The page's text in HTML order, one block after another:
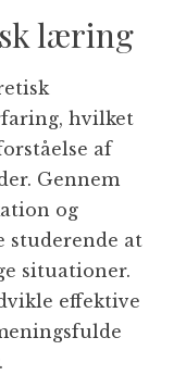
læring
hvilket
af
Gennem
og
studerende at
situationer.
effektive